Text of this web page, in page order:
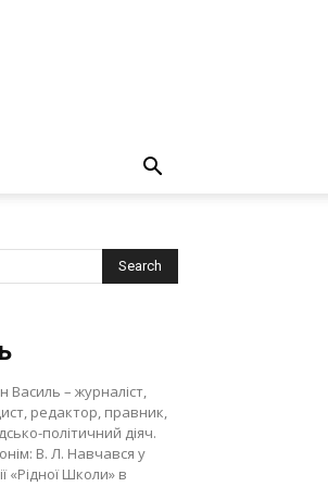
Василь – журналіст,
редактор, правник,
політичний діяч.
В. Л. Навчався у
«Рідної Школи» в